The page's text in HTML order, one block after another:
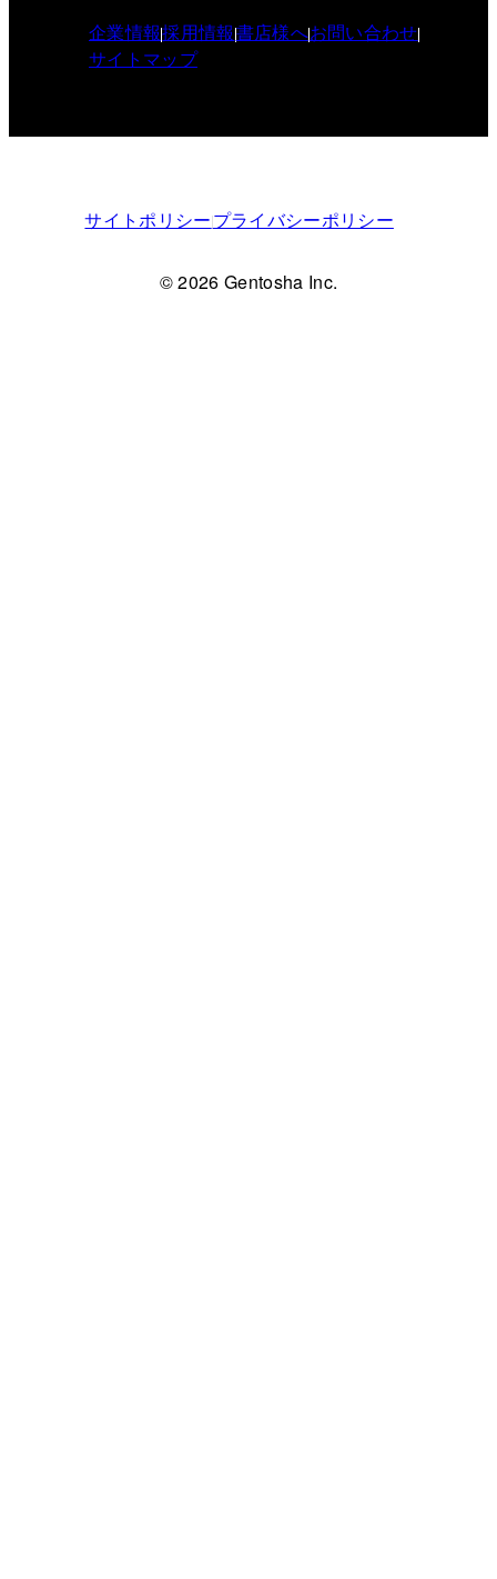
企業情報採用情報書店様へお問い合わせ
サイトマップ
サイトポリシープライバシーポリシー
© 2026 Gentosha Inc.